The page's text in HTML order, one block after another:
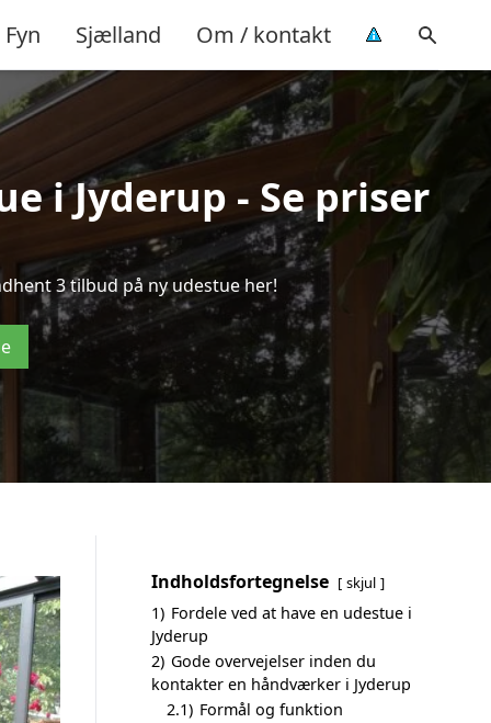
Fyn Sjælland Om / kontakt
i Jyderup - Se priser
3 tilbud på ny udestue her!
Indholdsfortegnelse skjul
1) Fordele ved at have en udestue i
Jyderup
2) Gode overvejelser inden du
kontakter en håndværker i Jyderup
2.1) Formål og funktion